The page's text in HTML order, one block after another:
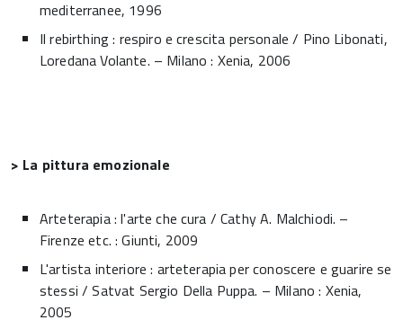
mediterranee, 1996
Il rebirthing : respiro e crescita personale / Pino Libonati,
Loredana Volante. – Milano : Xenia, 2006
> La pittura emozionale
Arteterapia : l'arte che cura / Cathy A. Malchiodi. –
Firenze etc. : Giunti, 2009
L'artista interiore : arteterapia per conoscere e guarire se
stessi / Satvat Sergio Della Puppa. – Milano : Xenia,
2005